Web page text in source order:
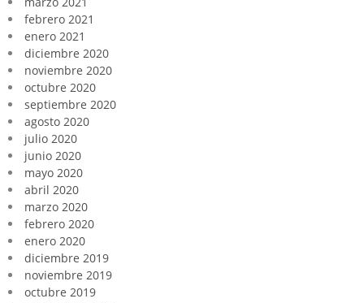
febrero 2021
enero 2021
diciembre 2020
noviembre 2020
octubre 2020
septiembre 2020
agosto 2020
julio 2020
junio 2020
mayo 2020
abril 2020
marzo 2020
febrero 2020
enero 2020
diciembre 2019
noviembre 2019
octubre 2019